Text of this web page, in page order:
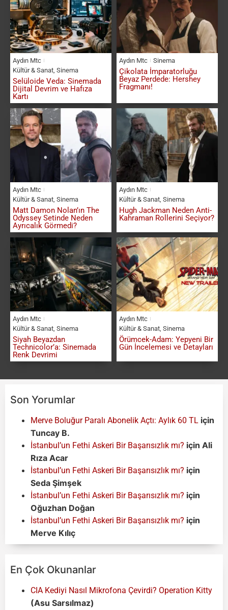
Aydın Mtc
Kültür & Sanat, Sinema
Selüloide Veda: Sinemada
Dijital Devrim ve Hafıza
Kartı
Aydın Mtc Sinema
Çikolata İmparatorluğu
Beyaz Perdede: Hershey
Fragmanı!
Aydın Mtc
Kültür & Sanat, Sinema
Matt Damon Nolan’ın The
Odyssey Setinde Neden
Ayrıcalık Görmedi?
Aydın Mtc
Kültür & Sanat, Sinema
Hugh Jackman Neden Anti-
Kahraman Rollerini Seçiyor?
Aydın Mtc
Kültür & Sanat, Sinema
Siyah Beyazdan
Technicolor’a: Sinemada
Renk Devrimi
Aydın Mtc
Kültür & Sanat, Sinema
Örümcek-Adam: Yepyeni Bir
Gün İncelemesi ve Detayları
Son Yorumlar
Merve Boluğur Paralı Abonelik Açtı: Aylık 60 TL için
Tuncay B.
İstanbul’un Fethi Askeri Bir Başarısızlık mı? için Ali
Rıza Acar
İstanbul’un Fethi Askeri Bir Başarısızlık mı? için
Seda Şimşek
İstanbul’un Fethi Askeri Bir Başarısızlık mı? için
Oğuzhan Doğan
İstanbul’un Fethi Askeri Bir Başarısızlık mı? için
Merve Kılıç
En Çok Okunanlar
CIA Kediyi Nasıl Mikrofona Çevirdi? Operation Kitty
(Asu Sarsılmaz)